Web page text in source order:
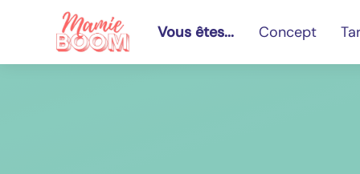
Vous êtes... Concept